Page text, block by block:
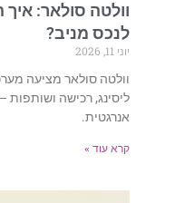
וולטה סולאר:
לנכס מניב?
יוני 11, 2026
וולטה סולאר מציעה
ליסינג, רכישה
אנרגטית.
קרא עוד »